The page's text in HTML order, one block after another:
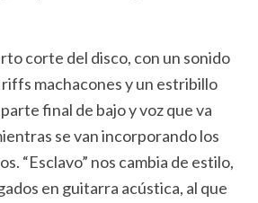
corte del disco, con un sonido
riffs machacones y un estribillo
final de bajo y voz que va
se van incorporando los
“Esclavo” nos cambia de estilo,
en guitarra acústica, al que